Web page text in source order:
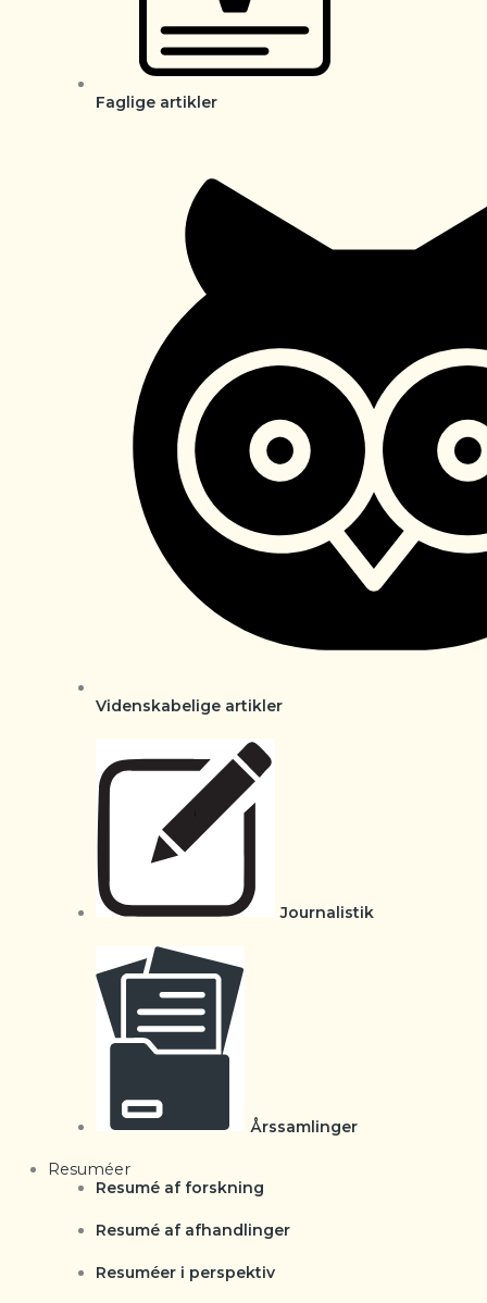
Faglige artikler
Videnskabelige artikler
Journalistik
Årssamlinger
Resuméer
Resumé af forskning
Resumé af afhandlinger
Resuméer i perspektiv